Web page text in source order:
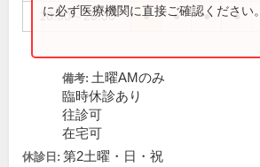
18:30～20:30 ● ● ● ●
に必ず医療機関に直接ご確認ください。
備考: 土曜AMのみ
臨時休診あり
往診可
在宅可
休診日: 第2土曜・日・祝